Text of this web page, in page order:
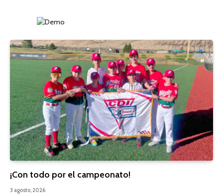
¡Con todo por el campeonato!
3 agosto, 2026